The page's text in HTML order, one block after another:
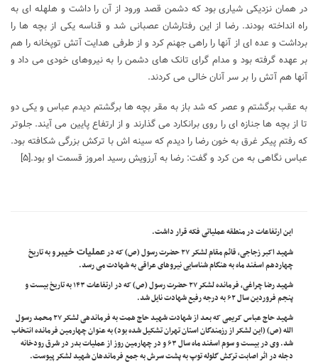
در همان نزدیکی شیاری بود که دشمن قصد ورود از آن را داشت و هلهله ای به
راه انداخته بودند. رضا از این رفتارشان عصبانی شد و قناسه یکی از بچه ها را
برداشت و عده ای از آنها را راهی جهنم کرد و از طرفی هدایت آتش توپخانه را هم
بر عهده گرفته بود و مدام گرای تانک های دشمن را به نیروهای خودی می داد و
آنها هم آتش را بر سر آنان خالی می کردند.
به عقب برگشتم و عصر که شد باز به مقر بچه ها برگشتم دیدم عباس و یکی دو
تا از بچه ها جنازه ای را روی برانکارد می گذارند و از ارتفاع پایین می آیند. جلوتر
که رفتم پیکر غرق به خون رضا را دیدم که سینه اش با ترکش بزرگی شکافته بود.
عباس نگاهی به من کرد و گفت: رضا به آرزویش رسید امروز قسمت او بود.[۵]
این ارتفاعات در منطقه عملیاتی فکه قرار داشت.
شهید اکبر زجاجی، قائم مقام لشکر ۲۷ حضرت رسول (ص) که در عملیات خیبرو به تاریخ
چهاردهم اسفند ماه به هنگام شناسایی نیروهای عراقی به شهادت می رسد.
شهید رضا چراغی، فرمانده لشکر ۲۷ حضرت رسول (ص) که در ارتفاعات ۱۴۳ به تاریخ بیست و
پنجم فروردین سال ۶۲ به درجه رفیع شهادت نایل شد.
شهید حاج عباس کریمی که بعد از شهادت شهید حاج همت به فرماندهی لشکر ۲۷ محمد رسول
الله (ص) (این لشکر از رزمندگان استان تهران تشکیل شده بود) به عنوان چهارمین فرمانده انتخاب
شد. وی در بیست و سوم اسفند ماه سال ۶۳ و در چهارمین روز از عملیات بدر در شرق رودخانه
دجله در اثر اصابت ترکش گلوله توپ به پشت سرش به جمع فرماندهان شهید لشکر پیوست.